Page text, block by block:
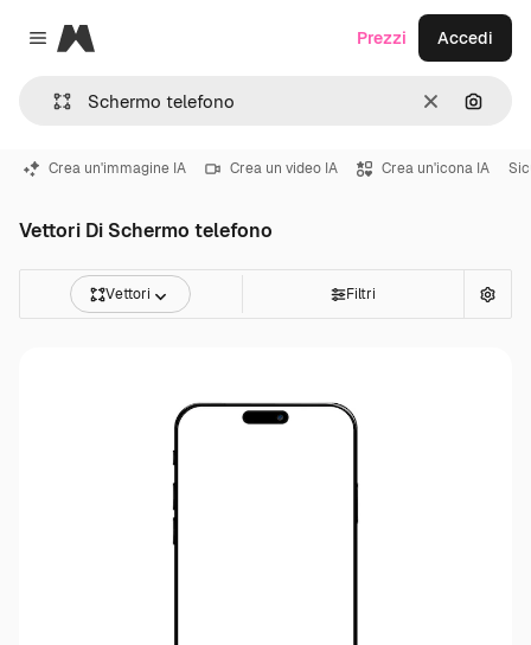
Close menu
Magnific
CancellaCerca
Prezzi Accedi
Crea un'immagine IA Crea un video IA Crea un'icona IA
Vettori Di Schermo telefono
Vettori Filtri